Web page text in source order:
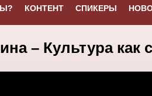
КОНТЕНТ СПИКЕРЫ
– Культура как